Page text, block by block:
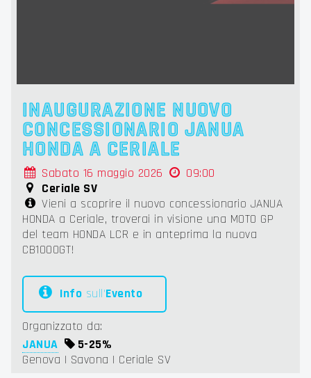
INAUGURAZIONE NUOVO
CONCESSIONARIO JANUA
HONDA A CERIALE
Sabato 16 maggio 2026
09:00
Ceriale SV
Vieni a scoprire il nuovo concessionario JANUA
HONDA a Ceriale, troverai in visione una MOTO GP
del team HONDA LCR e in anteprima la nuova
CB1000GT!
Info sull'Evento
Organizzato da:
JANUA
5-25%
Genova | Savona | Ceriale SV